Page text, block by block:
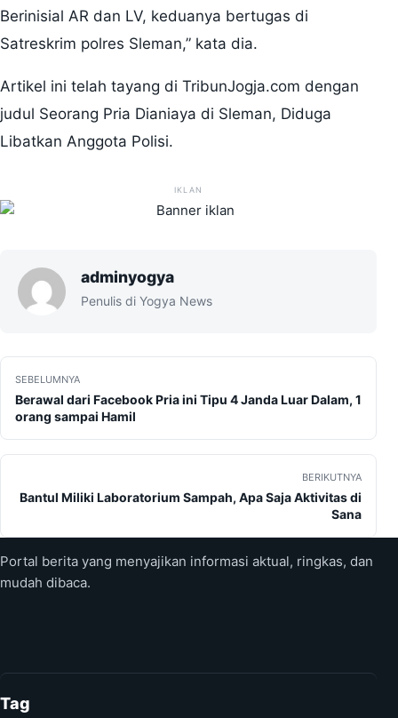
Berinisial AR dan LV, keduanya bertugas di
Satreskrim polres Sleman,” kata dia.
Artikel ini telah tayang di TribunJogja.com dengan
judul Seorang Pria Dianiaya di Sleman, Diduga
Libatkan Anggota Polisi.
IKLAN
adminyogya
Penulis di Yogya News
Navigasi pos
SEBELUMNYA
Berawal dari Facebook Pria ini Tipu 4 Janda Luar Dalam, 1
orang sampai Hamil
BERIKUTNYA
Bantul Miliki Laboratorium Sampah, Apa Saja Aktivitas di
Sana
Portal berita yang menyajikan informasi aktual, ringkas, dan
mudah dibaca.
Tag